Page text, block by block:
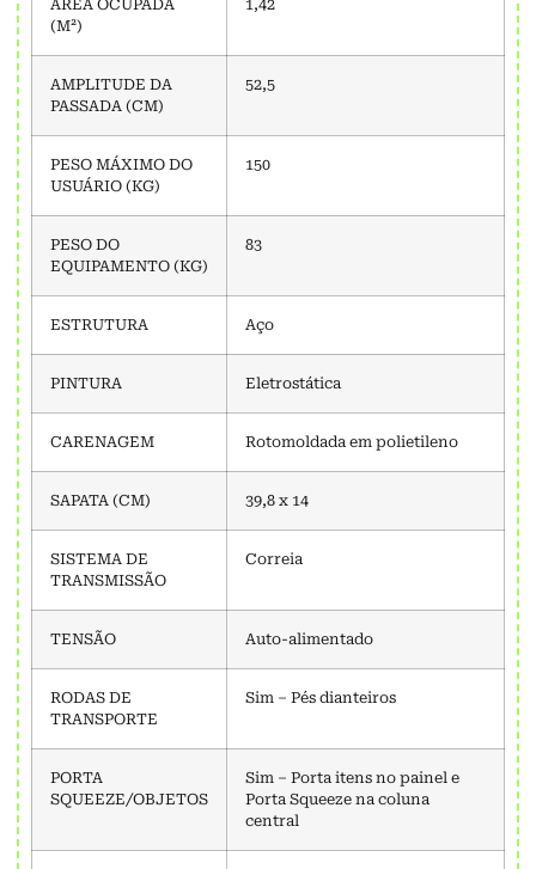
ÁREA OCUPADA
(M²)
1,42
AMPLITUDE DA
PASSADA (CM)
52,5
PESO MÁXIMO DO
USUÁRIO (KG)
150
PESO DO
EQUIPAMENTO (KG)
83
ESTRUTURA Aço
PINTURA Eletrostática
CARENAGEM Rotomoldada em polietileno
SAPATA (CM) 39,8 x 14
SISTEMA DE
TRANSMISSÃO
Correia
TENSÃO Auto-alimentado
RODAS DE
TRANSPORTE
Sim – Pés dianteiros
PORTA
SQUEEZE/OBJETOS
Sim – Porta itens no painel e
Porta Squeeze na coluna
central